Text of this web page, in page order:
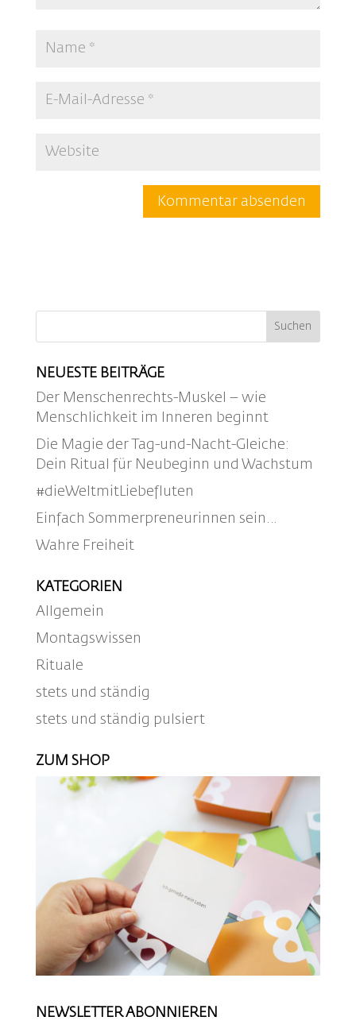
NEUESTE BEITRÄGE
Der Menschenrechts-Muskel – wie
Menschlichkeit im Inneren beginnt
Die Magie der Tag-und-Nacht-Gleiche:
Dein Ritual für Neubeginn und Wachstum
#dieWeltmitLiebefluten
Einfach Sommerpreneurinnen sein…
Wahre Freiheit
KATEGORIEN
Allgemein
Montagswissen
Rituale
stets und ständig
stets und ständig pulsiert
ZUM SHOP
NEWSLETTER ABONNIEREN